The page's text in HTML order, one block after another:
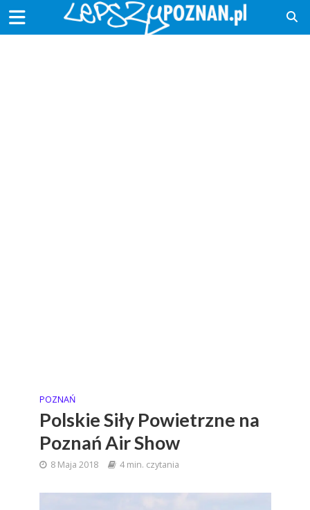
POZNAŃ
Polskie Siły Powietrzne na
Poznań Air Show
8 Maja 2018 4 min. czytania